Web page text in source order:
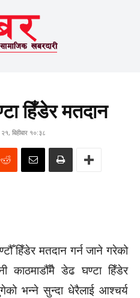
हिँडेर मतदान
बिहीबार १०:३८
हिँडेर मतदान गर्न जाने गरेको
काठमाडौँमै डेढ घण्टा हिँडेर
भन्ने सुन्दा धेरैलाई आश्चर्य